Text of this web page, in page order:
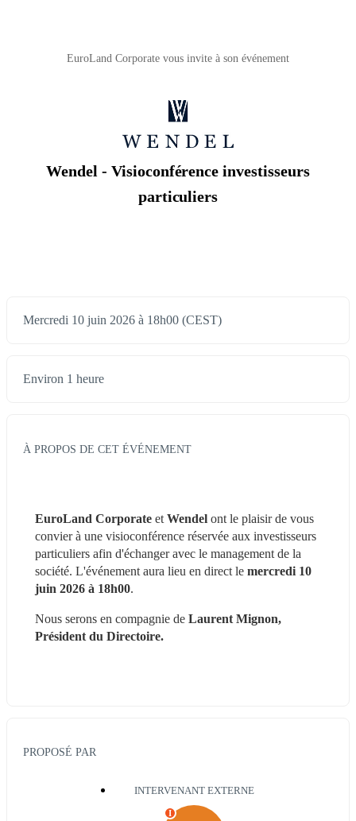
EuroLand Corporate vous invite à son événement
Wendel - Visioconférence investisseurs
particuliers
Mercredi 10 juin 2026 à 18h00 (CEST)
Environ 1 heure
À PROPOS DE CET ÉVÉNEMENT
EuroLand Corporate et Wendel ont le plaisir de vous
convier à une visioconférence réservée aux investisseurs
particuliers afin d'échanger avec le management de la
société. L'événement aura lieu en direct le mercredi 10
juin 2026 à 18h00.
Nous serons en compagnie de Laurent Mignon,
Président du Directoire.
PROPOSÉ PAR
INTERVENANT EXTERNE
I